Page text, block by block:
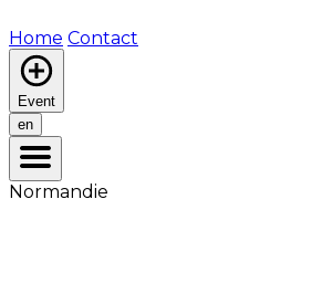
Home Contact
Event
en
Normandie